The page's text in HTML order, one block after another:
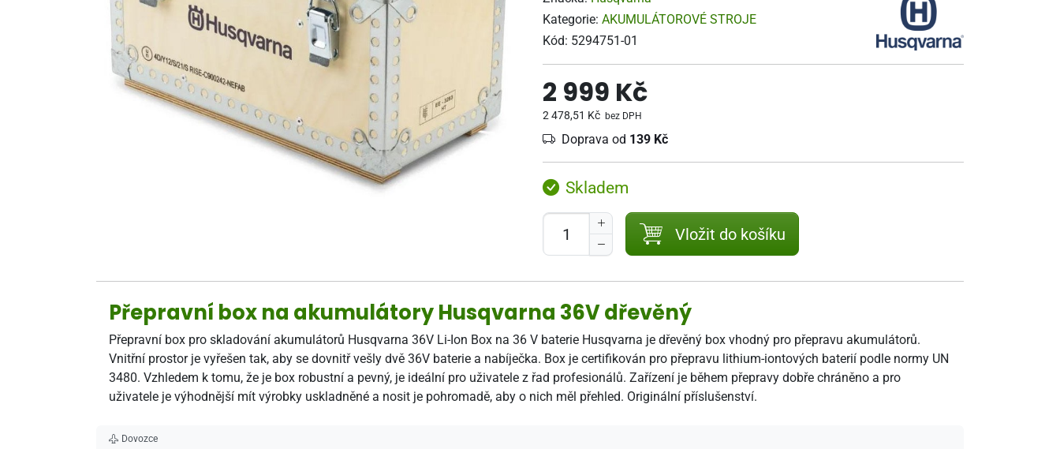
Kategorie: AKUMULÁTOROVÉ STROJE
Kód: 5294751-01
2 999 Kč
2 478,51 Kč bez DPH
Doprava od 139 Kč
Skladem
Vložit do košíku
Přepravní box na akumulátory Husqvarna 36V dřevěný
Přepravní box pro skladování akumulátorů Husqvarna 36V Li-Ion Box na 36 V baterie Husqvarna je dřevěný box vhodný pro přepravu akumulátorů.
Vnitřní prostor je vyřešen tak, aby se dovnitř vešly dvě 36V baterie a nabíječka. Box je certifikován pro přepravu lithium-iontových baterií podle normy UN
3480. Vzhledem k tomu, že je box robustní a pevný, je ideální pro uživatele z řad profesionálů. Zařízení je během přepravy dobře chráněno a pro
uživatele je výhodnější mít výrobky uskladněné a nosit je pohromadě, aby o nich měl přehled. Originální příslušenství.
Dovozce